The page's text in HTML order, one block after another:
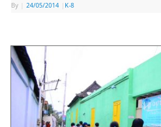
By 24/05/2014 K-8